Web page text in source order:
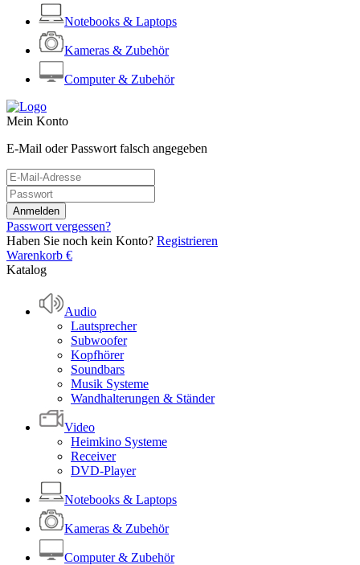
Notebooks & Laptops
Kameras & Zubehör
Computer & Zubehör
Mein Konto
E-Mail oder Passwort falsch angegeben
Passwort vergessen?
Haben Sie noch kein Konto? Registrieren
Warenkorb €
Katalog
Audio
Lautsprecher
Subwoofer
Kopfhörer
Soundbars
Musik Systeme
Wandhalterungen & Ständer
Video
Heimkino Systeme
Receiver
DVD-Player
Notebooks & Laptops
Kameras & Zubehör
Computer & Zubehör